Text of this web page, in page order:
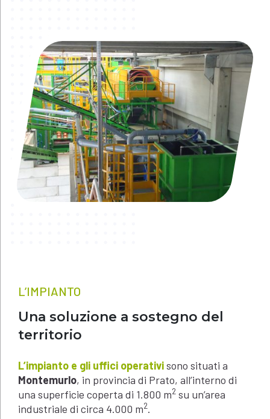
L’IMPIANTO
Una soluzione a sostegno del
territorio
L’impianto e gli uffici operativisono situati a
Montemurlo, in provincia di Prato, all’interno di
una superficie coperta di 1.800 m2 su un’area
industriale di circa 4.000 m2.